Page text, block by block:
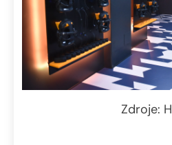
Zdroje: